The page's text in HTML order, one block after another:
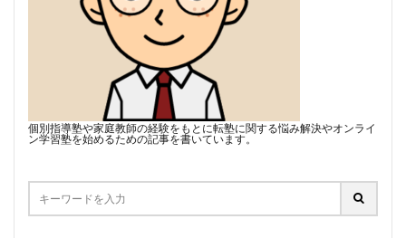
個別指導塾や家庭教師の経験をもとに転塾に関する悩み解決やオンライ
ン学習塾を始めるための記事を書いています。